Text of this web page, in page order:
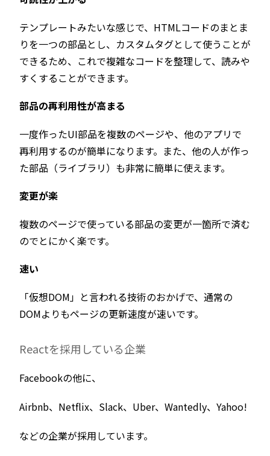
テンプレートみたいな感じで、HTMLコードのまとま
りを一つの部品とし、カスタムタグとして使うことが
できるため、これで複雑なコードを整理して、読みや
すくすることができます。
部品の再利用性が高まる
一度作ったUI部品を複数のページや、他のアプリで
再利用するのが簡単になります。また、他の人が作っ
た部品（ライブラリ）も非常に簡単に使えます。
変更が楽
複数のページで使っている部品の変更が一箇所で済む
のでとにかく楽です。
速い
「仮想DOM」と言われる技術のおかげで、通常の
DOMよりもページの更新速度が速いです。
Reactを採用している企業
Facebookの他に、
Airbnb、Netflix、Slack、Uber、Wantedly、Yahoo!
などの企業が採用しています。